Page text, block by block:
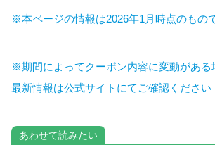
※本ページの情報は2026年1月時点のもの
※期間によってクーポン内容に変動がある
最新情報は公式サイトにてご確認ください
あわせて読みたい